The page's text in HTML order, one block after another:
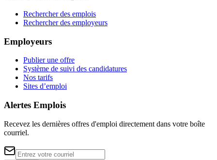
Rechercher des emplois
Rechercher des employeurs
Employeurs
Publier une offre
Système de suivi des candidatures
Nos tarifs
Sites d’emploi
Alertes Emplois
Recevez les dernières offres d'emploi directement dans votre boîte
courriel.